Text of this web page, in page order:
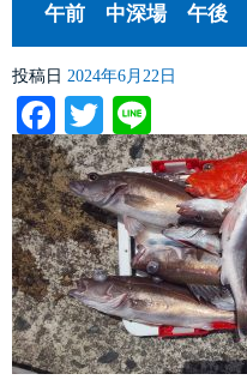
午前 中深場 午後
投稿日 2024年6月22日
Facebook
Twitter